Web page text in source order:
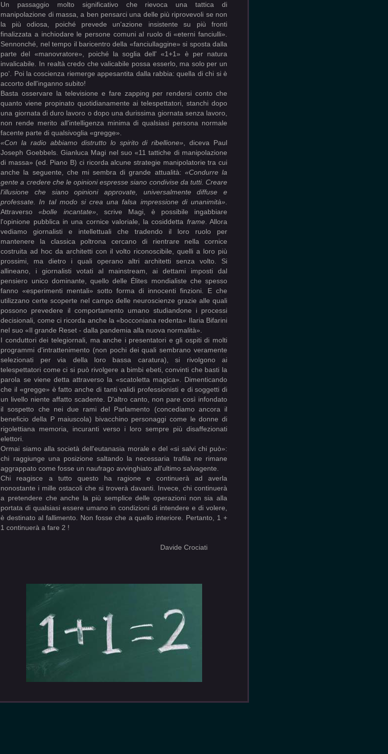
Un passaggio molto significativo che rievoca una tattica di
manipolazione di massa, a ben pensarci una delle più riprovevoli se non
la più odiosa, poiché prevede un'azione insistente su più fronti
finalizzata a inchiodare le persone comuni al ruolo di «eterni fanciulli».
Sennonché, nel tempo il baricentro della «fanciullaggine» si sposta dalla
parte del «manovratore», poiché la soglia dell' «1+1» è per natura
invalicabile. In realtà credo che valicabile possa esserlo, ma solo per un
po'. Poi la coscienza riemerge appesantita dalla rabbia: quella di chi si è
accorto dell'inganno subito!
Basta osservare la televisione e fare zapping per rendersi conto che
quanto viene propinato quotidianamente ai telespettatori, stanchi dopo
una giornata di duro lavoro o dopo una durissima giornata senza lavoro,
non rende merito all'intelligenza minima di qualsiasi persona normale
facente parte di qualsivoglia «gregge».
«Con la radio abbiamo distrutto lo spirito di ribellione» , diceva Paul
Joseph Goebbels. Gianluca Magi nel suo «11 tattiche di manipolazione
di massa» (ed. Piano B) ci ricorda alcune strategie manipolatorie tra cui
anche la seguente, che mi sembra di grande attualità: «Condurre la
gente a credere che le opinioni espresse siano condivise da tutti. Creare
l'illusione che siano opinioni approvate, universalmente diffuse e
professate. In tal modo si crea una falsa impressione di unanimità»
Attraverso«bolle incantate» , scrive Magi, è possibile ingabbiare
l'opinione pubblica in una cornice valoriale, la cosiddetta frame. Allora
vediamo giornalisti e intellettuali che tradendo il loro ruolo per
mantenere la classica poltrona cercano di rientrare nella cornice
costruita ad hoc da architetti con il volto riconoscibile, quelli a loro più
prossimi, ma dietro i quali operano altri architetti senza volto. Si
allineano, i giornalisti votati al mainstream, ai dettami imposti dal
pensiero unico dominante, quello delle Élites mondialiste che spesso
fanno «esperimenti mentali» sotto forma di innocenti finzioni. E che
utilizzano certe scoperte nel campo delle neuroscienze grazie alle quali
possono prevedere il comportamento umano studiandone i processi
decisionali, come ci ricorda anche la «bocconiana redenta» Ilaria Bifarini
nel suo «Il grande Reset - dalla pandemia alla nuova normalità».
I conduttori dei telegiornali, ma anche i presentatori e gli ospiti di molti
programmi d'intrattenimento (non pochi dei quali sembrano veramente
selezionati per via della loro bassa caratura), si rivolgono ai
telespettatori come ci si può rivolgere a bimbi ebeti, convinti che basti la
parola se viene detta attraverso la «scatoletta magica». Dimenticando
che il «gregge» è fatto anche di tanti validi professionisti e di soggetti di
un livello niente affatto scadente. D'altro canto, non pare così infondato
il sospetto che nei due rami del Parlamento (concediamo ancora il
beneficio della P maiuscola) bivacchino personaggi come le donne di
rigolettiana memoria, incuranti verso i loro sempre più disaffezionati
elettori.
Ormai siamo alla società dell'eutanasia morale e del «si salvi chi può»:
chi raggiunge una posizione saltando la necessaria trafila ne rimane
aggrappato come fosse un naufrago avvinghiato all'ultimo salvagente.
Chi reagisce a tutto questo ha ragione e continuerà ad averla
nonostante i mille ostacoli che si troverà davanti. Invece, chi continuerà
a pretendere che anche la più semplice delle operazioni non sia alla
portata di qualsiasi essere umano in condizioni di intendere e di volere,
è destinato al fallimento. Non fosse che a quello interiore. Pertanto, 1 +
1 continuerà a fare 2 !
Davide Crociati